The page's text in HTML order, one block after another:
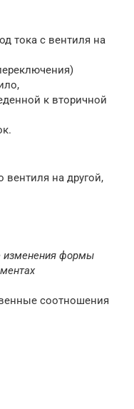
тока с вентиля на
к вторичной
вентиля на другой,
изменения формы
соотношения